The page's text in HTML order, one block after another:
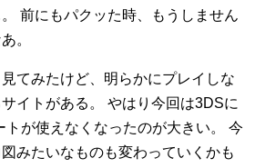
前にもパクッた時、もうしません
。
てみたけど、明らかにプレイしな
イトがある。
やはり今回は3DSに
が使えなくなったのが大きい。
今
みたいなものも変わっていくかも